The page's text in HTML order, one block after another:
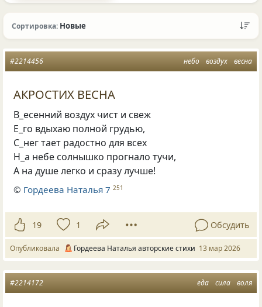
Сортировка: Новые
небо воздух весна
#2214456
АКРОСТИХ ВЕСНА
В_есенний воздух чист и свеж
Е_го вдыхаю полной грудью,
С_нег тает радостно для всех
Н_а небе солнышко прогнало тучи,
А на душе легко и сразу лучше!
© Гордеева Наталья 7 251
19 1 Обсудить
Опубликовала Гордеева Наталья авторские стихи 13 мар 2026
еда сила воля
#2214172